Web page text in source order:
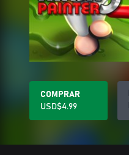
COMPRAR
USD$4.99